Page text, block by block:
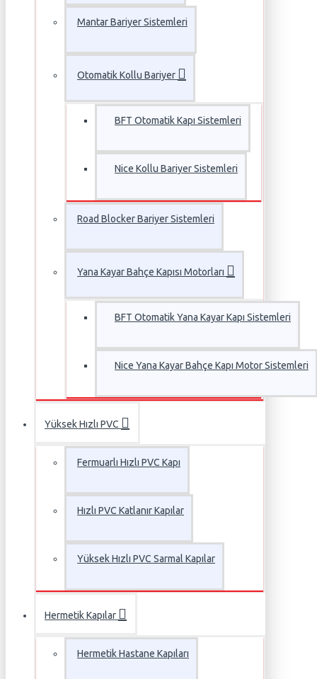
Mantar Bariyer Sistemleri
Otomatik Kollu Bariyer
BFT Otomatik Kapı Sistemleri
Nice Kollu Bariyer Sistemleri
Road Blocker Bariyer Sistemleri
Yana Kayar Bahçe Kapısı Motorları
BFT Otomatik Yana Kayar Kapı Sistemleri
Nice Yana Kayar Bahçe Kapı Motor Sistemleri
Yüksek Hızlı PVC
Fermuarlı Hızlı PVC Kapı
Hızlı PVC Katlanır Kapılar
Yüksek Hızlı PVC Sarmal Kapılar
Hermetik Kapılar
Hermetik Hastane Kapıları